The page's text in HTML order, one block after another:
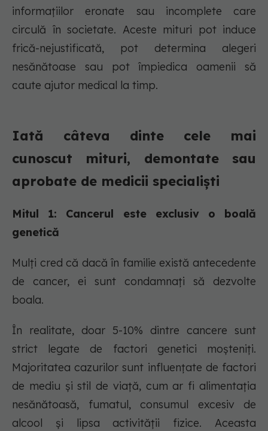
informațiilor eronate sau incomplete care
circulă în societate. Aceste mituri pot induce
frică-nejustificată, pot determina alegeri
nesănătoase sau pot împiedica oamenii să
caute ajutor medical la timp.
Iată câteva dinte cele mai
cunoscut mituri, demontate sau
aprobate de medicii specialiști
Mitul 1: Cancerul este exclusiv o boală
genetică
Mulți cred că dacă în familie există antecedente
de cancer, ei sunt condamnați să dezvolte
boala.
În realitate, doar 5-10% dintre cancere sunt
strict legate de factori genetici moșteniți.
Majoritatea cazurilor sunt influențate de factori
de mediu și stil de viață, cum ar fi alimentația
nesănătoasă, fumatul, consumul excesiv de
alcool și lipsa activității fizice. Aceasta